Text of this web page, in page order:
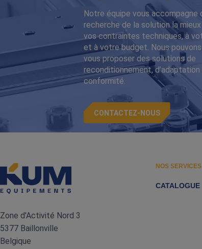
Notre équipe vous accompagne
recherche de la solution la
vos contraintes techniques, à
et à votre budget. Nous
vous proposer des solutions de
reconditionnement, d’adaptation
conformité.
CONTACTEZ-NOUS
Zone d'Activité Nord 3
5377 Baillonville
Belgique
NOS SERVICES
CATALOGUE